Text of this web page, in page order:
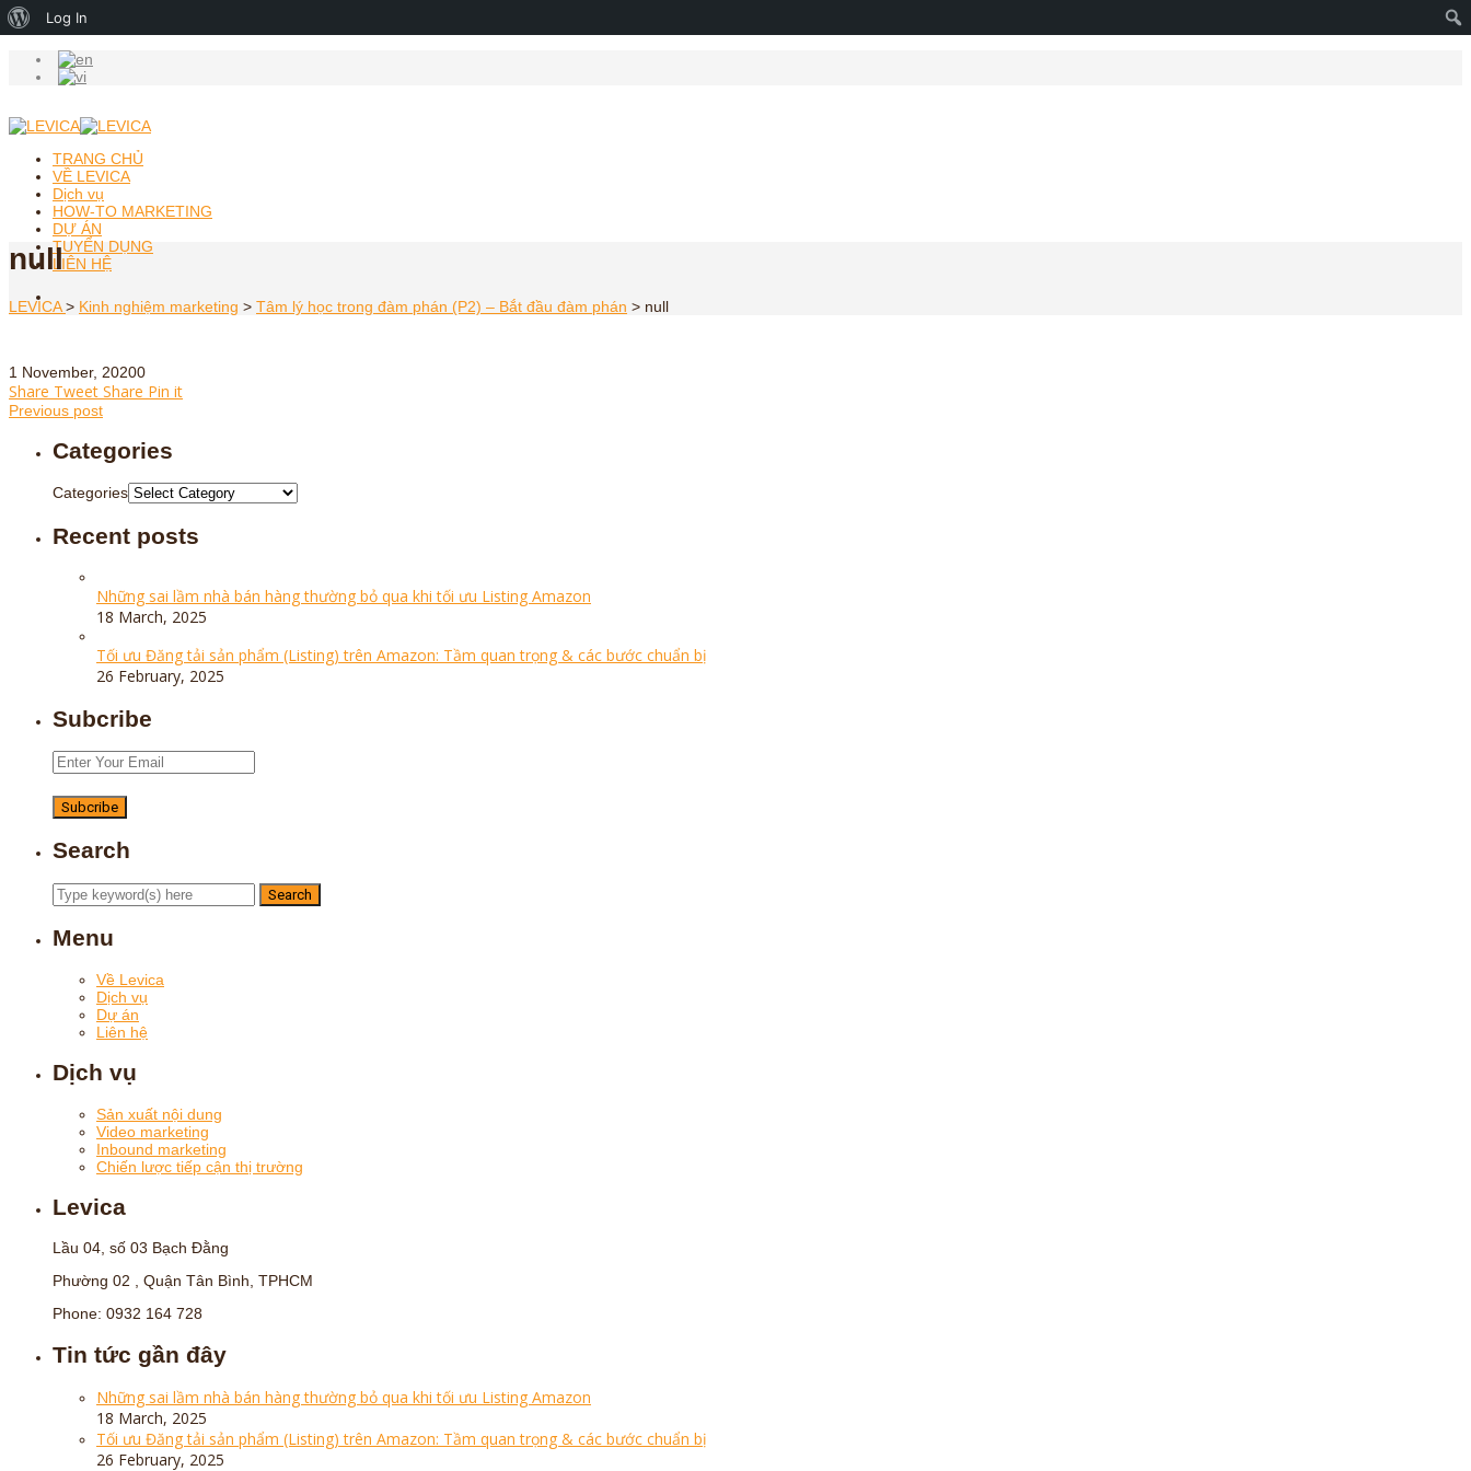
TRANG CHỦ
VỀ LEVICA
Dịch vụ
HOW-TO MARKETING
DỰ ÁN
TUYỂN DỤNG
LIÊN HỆ
null
LEVICA> Kinh nghiệm marketing > Tâm lý học trong đàm phán (P2) – Bắt đầu đàm phán > null
1 November, 20200
Share Tweet Share Pin it
Previous post
Categories
Categories
Recent posts
Những sai lầm nhà bán hàng thường bỏ qua khi tối ưu Listing Amazon
18 March, 2025
Tối ưu Đăng tải sản phẩm (Listing) trên Amazon: Tầm quan trọng & các bước chuẩn bị
26 February, 2025
Subcribe
Search
Menu
Về Levica
Dịch vụ
Dự án
Liên hệ
Dịch vụ
Sản xuất nội dung
Video marketing
Inbound marketing
Chiến lược tiếp cận thị trường
Levica
Lầu 04, số 03 Bạch Đằng
Phường 02 , Quận Tân Bình, TPHCM
Phone: 0932 164 728
Tin tức gần đây
Những sai lầm nhà bán hàng thường bỏ qua khi tối ưu Listing Amazon
18 March, 2025
Tối ưu Đăng tải sản phẩm (Listing) trên Amazon: Tầm quan trọng & các bước chuẩn bị
26 February, 2025
About
WordPress
Log In